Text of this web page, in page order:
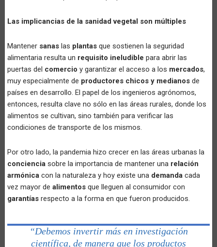
Las implicancias de la sanidad vegetal son múltiples
Mantener sanas las plantas que sostienen la seguridad
alimentaria resulta un requisito ineludible para abrir las
puertas del comercio y garantizar el acceso a los mercados,
muy especialmente de productores chicos y medianos de
países en desarrollo. El papel de los ingenieros agrónomos,
entonces, resulta clave no sólo en las áreas rurales, donde los
alimentos se cultivan, sino también para verificar las
condiciones de transporte de los mismos.
Por otro lado, la pandemia hizo crecer en las áreas urbanas la
conciencia sobre la importancia de mantener una relación
armónica con la naturaleza y hoy existe una demanda cada
vez mayor de alimentos que lleguen al consumidor con
garantías respecto a la forma en que fueron producidos.
“Debemos invertir más en investigación
científica, de manera que los productos